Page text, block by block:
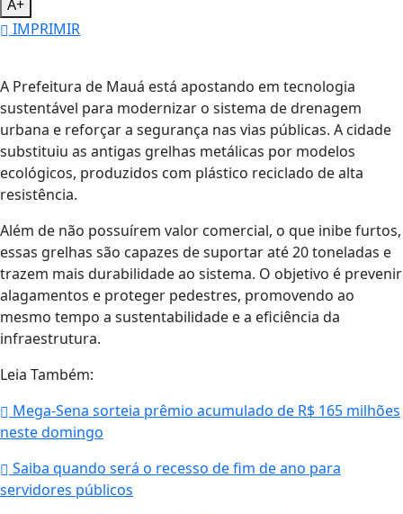
A+
IMPRIMIR
A Prefeitura de Mauá está apostando em tecnologia
sustentável para modernizar o sistema de drenagem
urbana e reforçar a segurança nas vias públicas. A cidade
substituiu as antigas grelhas metálicas por modelos
ecológicos, produzidos com plástico reciclado de alta
resistência.
Além de não possuírem valor comercial, o que inibe furtos,
essas grelhas são capazes de suportar até 20 toneladas e
trazem mais durabilidade ao sistema. O objetivo é prevenir
alagamentos e proteger pedestres, promovendo ao
mesmo tempo a sustentabilidade e a eficiência da
infraestrutura.
Leia Também:
Mega-Sena sorteia prêmio acumulado de R$ 165 milhões
neste domingo
Saiba quando será o recesso de fim de ano para
servidores públicos